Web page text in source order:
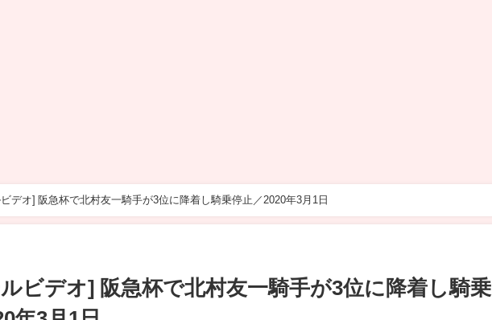
ビデオ] 阪急杯で北村友一騎手が3位に降着し騎乗停止／2020年3月1日
ビデオ] 阪急杯で北村友一騎手が3位に降着し騎乗